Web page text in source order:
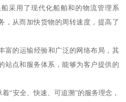
采用了现代化船舶和的物流管理系
，从而加快货物的周转速度，提高了
富的运输经验和广泛的网络布局，其
站点和服务体系，能够为客户提供的
“安全、快速、可追溯”的服务理念，